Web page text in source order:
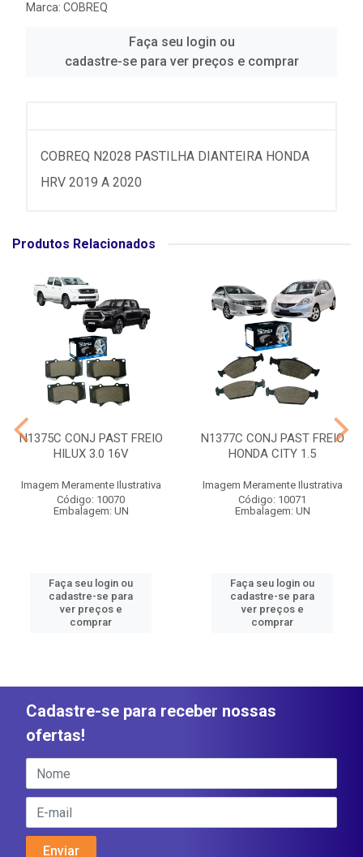
Marca: COBREQ
Faça seu login ou
cadastre-se para ver preços e comprar
COBREQ N2028 PASTILHA DIANTEIRA HONDA
HRV 2019 A 2020
Produtos Relacionados
N1375C CONJ PAST FREIO
HILUX 3.0 16V
Imagem Meramente Ilustrativa
Código: 10070
Embalagem: UN
Faça seu login ou
cadastre-se para
ver preços e
comprar
N1377C CONJ PAST FREIO
HONDA CITY 1.5
Imagem Meramente Ilustrativa
Código: 10071
Embalagem: UN
Faça seu login ou
cadastre-se para
ver preços e
comprar
Cadastre-se para receber nossas
ofertas!